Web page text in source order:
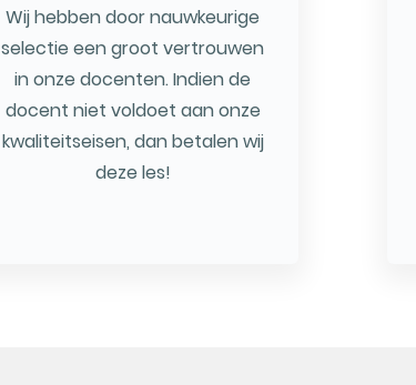
Wij hebben door nauwkeurige
selectie een groot vertrouwen
in onze docenten. Indien de
docent niet voldoet aan onze
kwaliteitseisen, dan betalen wij
deze les!